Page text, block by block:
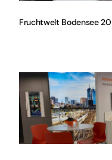
Fruchtwelt Bodensee